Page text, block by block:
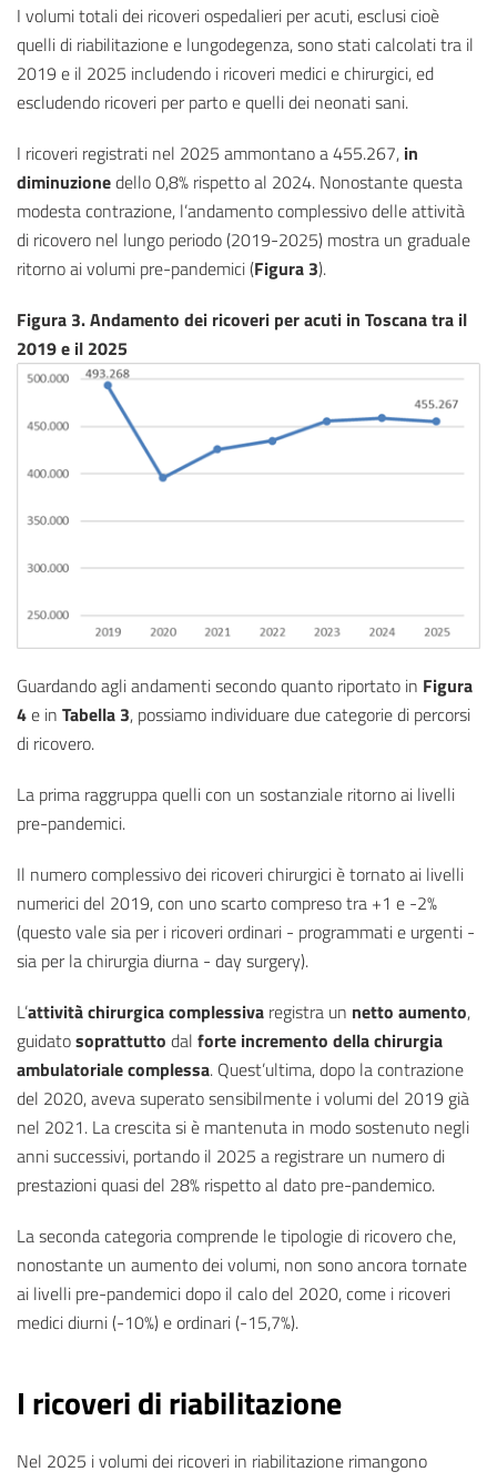
I volumi totali dei ricoveri ospedalieri per acuti, esclusi cioè
quelli di riabilitazione e lungodegenza, sono stati calcolati tra il
2019 e il 2025 includendo i ricoveri medici e chirurgici, ed
escludendo ricoveri per parto e quelli dei neonati sani.
I ricoveri registrati nel 2025 ammontano a 455.267, in
diminuzionedello 0,8% rispetto al 2024. Nonostante questa
modesta contrazione, l’andamento complessivo delle attività
di ricovero nel lungo periodo (2019-2025) mostra un graduale
ritorno ai volumi pre-pandemici (Figura 3).
Figura 3. Andamento dei ricoveri per acuti in Toscana tra il
2019 e il 2025
Guardando agli andamenti secondo quanto riportato in Figura
4e in Tabella 3, possiamo individuare due categorie di percorsi
di ricovero.
La prima raggruppa quelli con un sostanziale ritorno ai livelli
pre-pandemici.
Il numero complessivo dei ricoveri chirurgici è tornato ai livelli
numerici del 2019, con uno scarto compreso tra +1 e -2%
(questo vale sia per i ricoveri ordinari - programmati e urgenti -
sia per la chirurgia diurna - day surgery).
L’attività chirurgica complessiva registra un netto aumento,
guidatosoprattutto dal forte incremento della chirurgia
ambulatoriale complessa. Quest’ultima, dopo la contrazione
del 2020, aveva superato sensibilmente i volumi del 2019 già
nel 2021. La crescita si è mantenuta in modo sostenuto negli
anni successivi, portando il 2025 a registrare un numero di
prestazioni quasi del 28% rispetto al dato pre-pandemico.
La seconda categoria comprende le tipologie di ricovero che,
nonostante un aumento dei volumi, non sono ancora tornate
ai livelli pre-pandemici dopo il calo del 2020, come i ricoveri
medici diurni (-10%) e ordinari (-15,7%).
I ricoveri di riabilitazione
Nel 2025 i volumi dei ricoveri in riabilitazione rimangono